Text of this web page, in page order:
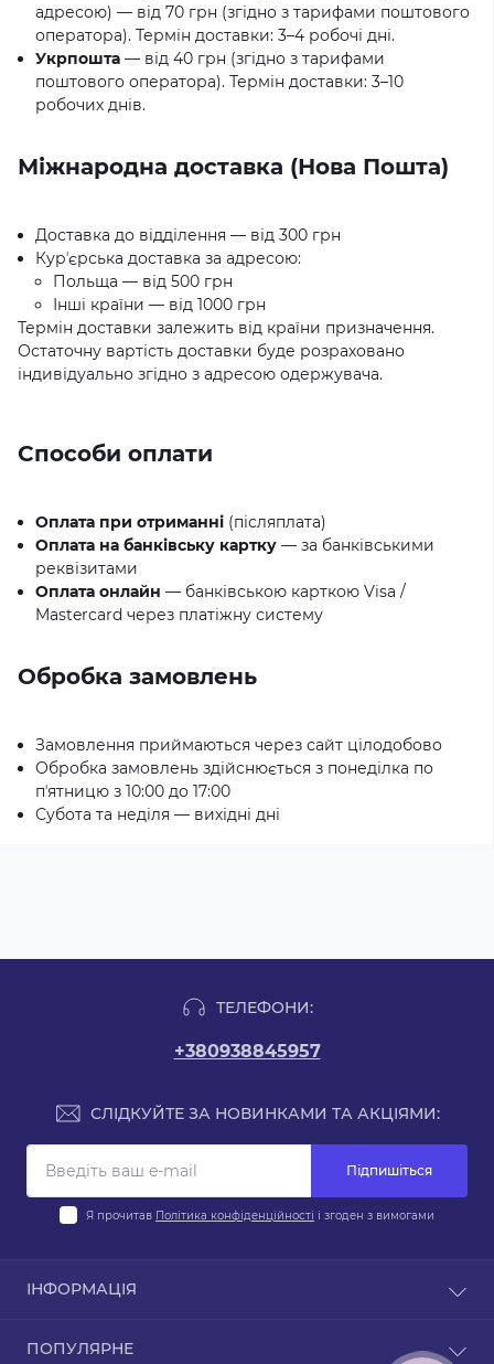
адресою) — від 70 грн (згідно з тарифами поштового
оператора). Термін доставки: 3–4 робочі дні.
Укрпошта — від 40 грн (згідно з тарифами
поштового оператора). Термін доставки: 3–10
робочих днів.
Міжнародна доставка (Нова Пошта)
Доставка до відділення — від 300 грн
Курʼєрська доставка за адресою:
Польща — від 500 грн
Інші країни — від 1000 грн
Термін доставки залежить від країни призначення.
Остаточну вартість доставки буде розраховано
індивідуально згідно з адресою одержувача.
Способи оплати
Оплата при отриманні (післяплата)
Оплата на банківську картку — за банківськими
реквізитами
Оплата онлайн — банківською карткою Visa /
Mastercard через платіжну систему
Обробка замовлень
Замовлення приймаються через сайт цілодобово
Обробка замовлень здійснюється з понеділка по
пʼятницю з 10:00 до 17:00
Субота та неділя — вихідні дні
ТЕЛЕФОНИ:
+380938845957
СЛІДКУЙТЕ ЗА НОВИНКАМИ ТА АКЦІЯМИ:
Підпишіться
Я прочитав Політика конфіденційності і згоден з вимогами
ІНФОРМАЦІЯ
Договір публічної оферти
ПОПУЛЯРНЕ